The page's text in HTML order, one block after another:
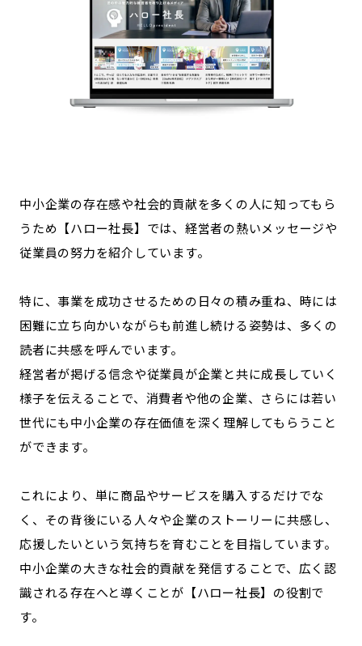
中小企業の存在感や社会的貢献を多くの人に知ってもら
うため【ハロー社長】では、経営者の熱いメッセージや
従業員の努力を紹介しています。
特に、事業を成功させるための日々の積み重ね、時には
困難に立ち向かいながらも前進し続ける姿勢は、多くの
読者に共感を呼んでいます。
経営者が掲げる信念や従業員が企業と共に成長していく
様子を伝えることで、消費者や他の企業、さらには若い
世代にも中小企業の存在価値を深く理解してもらうこと
ができます。
これにより、単に商品やサービスを購入するだけでな
く、その背後にいる人々や企業のストーリーに共感し、
応援したいという気持ちを育むことを目指しています。
中小企業の大きな社会的貢献を発信することで、広く認
識される存在へと導くことが【ハロー社長】の役割で
す。